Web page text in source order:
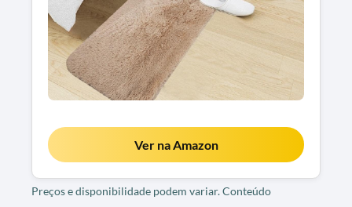
Ver na Amazon
Preços e disponibilidade podem variar. Conteúdo